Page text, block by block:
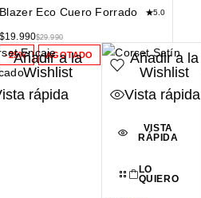
Blazer Eco Cuero Forrado 5.0
$29.990
$19.990
-25% AGOTADO
Añadir a la
Wishlist
rápida
Añadir a la
Wishlist
Vista rápida
VISTA
RÁPIDA
LO
QUIERO